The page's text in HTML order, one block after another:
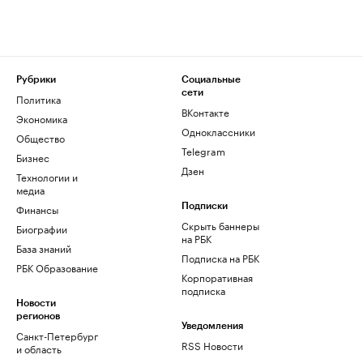
Рубрики
Политика
Экономика
Общество
Бизнес
Технологии и
медиа
Финансы
Биографии
База знаний
РБК Образование
Новости
регионов
Санкт-Петербург
и область
Социальные
сети
ВКонтакте
Одноклассники
Telegram
Дзен
Подписки
Скрыть баннеры
на РБК
Подписка на РБК
Корпоративная
подписка
Уведомления
RSS Новости